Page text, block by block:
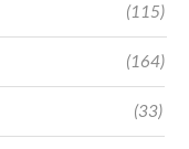
(115)
(164)
(33)